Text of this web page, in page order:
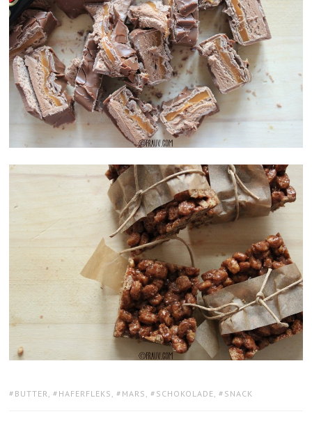
TAGS:
BUTTER, HAFERFLEKS , MARS , SCHOKOLADE, SNACK